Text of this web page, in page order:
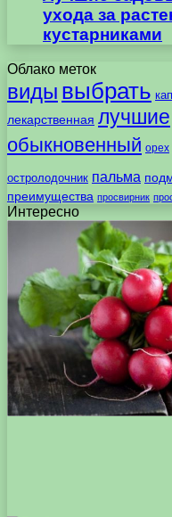
ухода за
кустарниками
Облако меток
виды выбрать
лекарственная лучшие
обыкновенный орех
остролодочник пальма
преимущества просвирник
Интересно